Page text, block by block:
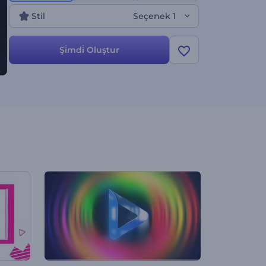
Stil Seçenek 1
Şi̇mdi̇ Oluştur